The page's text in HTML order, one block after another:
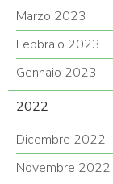
Marzo 2023
Febbraio 2023
Gennaio 2023
2022
Dicembre 2022
Novembre 2022